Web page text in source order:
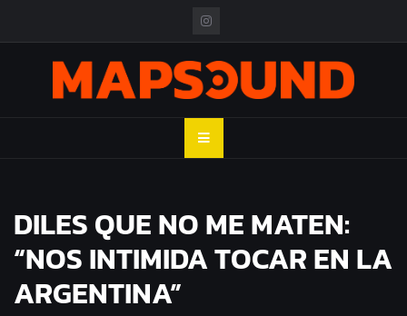
MAPSOUND
DILES QUE NO ME MATEN:
“NOS INTIMIDA TOCAR EN LA
ARGENTINA”